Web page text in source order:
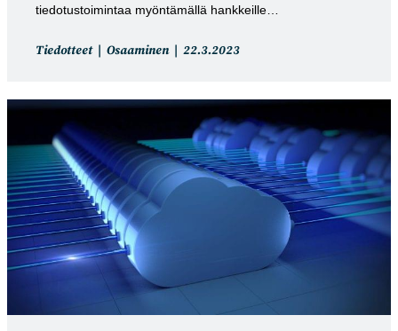
tiedotustoimintaa myöntämällä hankkeille…
Artikkelin
Tiedotteet Osaaminen
Artikkeli
22.3.2023